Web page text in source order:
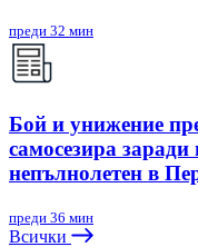
преди 32 мин
Бой и унижение
самосезира заради
непълнолетен в
преди 36 мин
Всички